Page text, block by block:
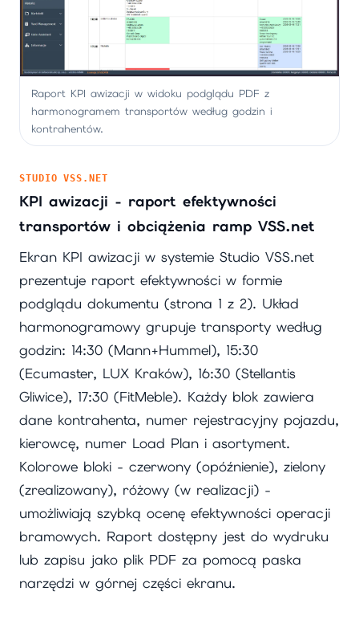
Raport KPI awizacji w widoku podglądu PDF z
harmonogramem transportów według godzin i
kontrahentów.
STUDIO VSS.NET
KPI awizacji - raport efektywności
transportów i obciążenia ramp VSS.net
Ekran KPI awizacji w systemie Studio VSS.net
prezentuje raport efektywności w formie
podglądu dokumentu (strona 1 z 2). Układ
harmonogramowy grupuje transporty według
godzin: 14:30 (Mann+Hummel), 15:30
(Ecumaster, LUX Kraków), 16:30 (Stellantis
Gliwice), 17:30 (FitMeble). Każdy blok zawiera
dane kontrahenta, numer rejestracyjny pojazdu,
kierowcę, numer Load Plan i asortyment.
Kolorowe bloki - czerwony (opóźnienie), zielony
(zrealizowany), różowy (w realizacji) -
umożliwiają szybką ocenę efektywności operacji
bramowych. Raport dostępny jest do wydruku
lub zapisu jako plik PDF za pomocą paska
narzędzi w górnej części ekranu.